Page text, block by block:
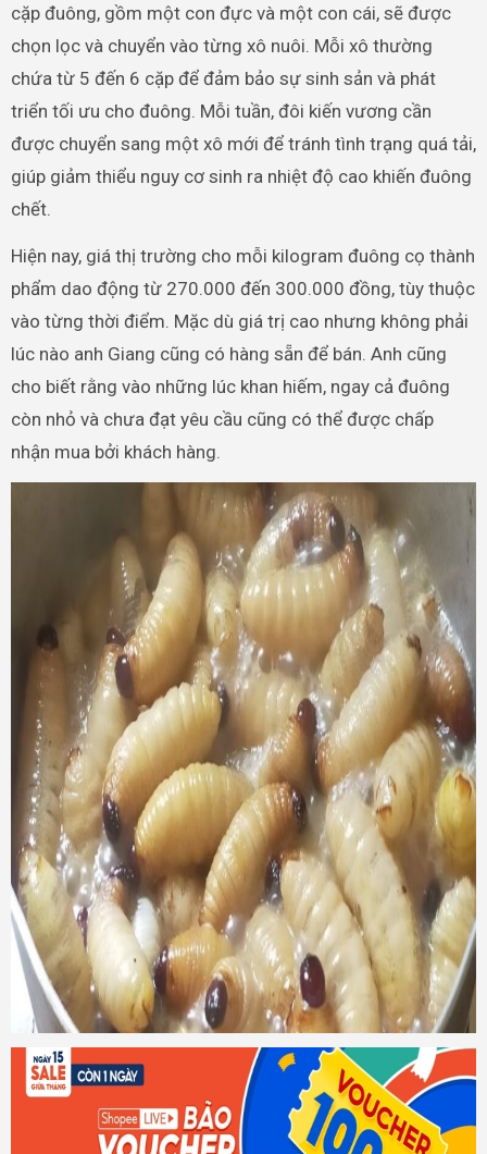
cặp đuông, gồm một con đực và một con cái, sẽ được
chọn lọc và chuyển vào từng xô nuôi. Mỗi xô thường
chứa từ 5 đến 6 cặp để đảm bảo sự sinh sản và phát
triển tối ưu cho đuông. Mỗi tuần, đôi kiến vương cần
được chuyển sang một xô mới để tránh tình trạng quá tải,
giúp giảm thiểu nguy cơ sinh ra nhiệt độ cao khiến đuông
chết.
Hiện nay, giá thị trường cho mỗi kilogram đuông cọ thành
phẩm dao động từ 270.000 đến 300.000 đồng, tùy thuộc
vào từng thời điểm. Mặc dù giá trị cao nhưng không phải
lúc nào anh Giang cũng có hàng sẵn để bán. Anh cũng
cho biết rằng vào những lúc khan hiếm, ngay cả đuông
còn nhỏ và chưa đạt yêu cầu cũng có thể được chấp
nhận mua bởi khách hàng.